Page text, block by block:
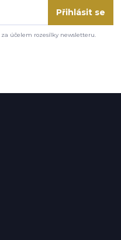
Přihlásit se
za účelem rozesílky newsletteru.